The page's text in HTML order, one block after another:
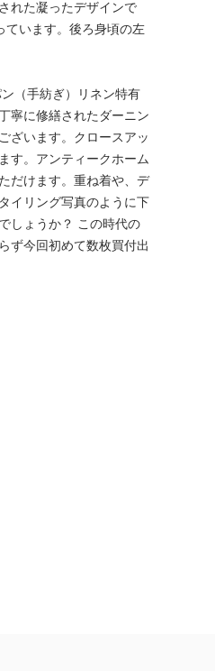
れた凝ったデザインで
ています。後ろ身頃の左
（手紡ぎ）リネン特有
寧に修繕されたダーニン
ざいます。クロースアッ
す。アンティークホーム
だけます。重ね着や、デ
イリング写真のように下
しょうか？ この時代の
ず今回初めて数枚買付出